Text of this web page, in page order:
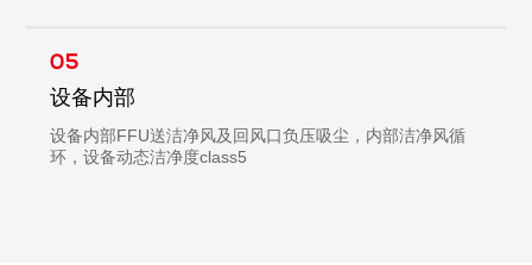
05
设备内部
设备内部FFU送洁净风及回风口负压吸尘，内部洁净风循
环，设备动态洁净度class5